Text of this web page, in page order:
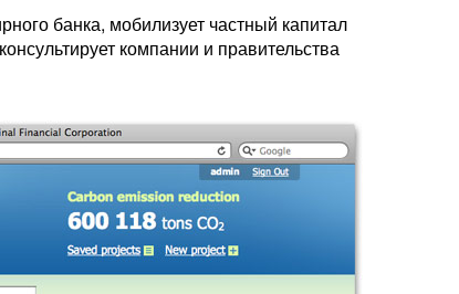
банка, мобилизует частный капитал
компании и правительства